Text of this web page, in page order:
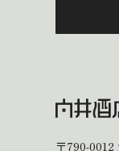
〒790-0012